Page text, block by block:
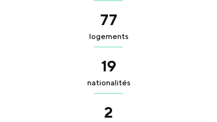
77
logements
19
nationalités
2